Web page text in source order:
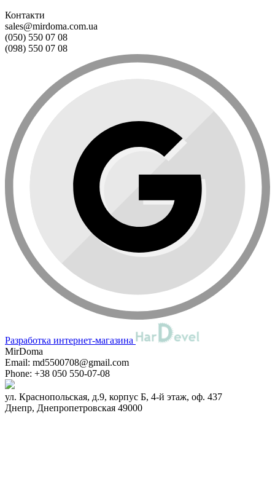
Контакти
sales@mirdoma.com.ua
(050) 550 07 08
(098) 550 07 08
Разработка интернет-магазина
MirDoma
Email: md5500708@gmail.com
Phone: +38 050 550-07-08
ул. Краснопольская, д.9, корпус Б, 4-й этаж, оф. 437
Днепр, Днепропетровская 49000